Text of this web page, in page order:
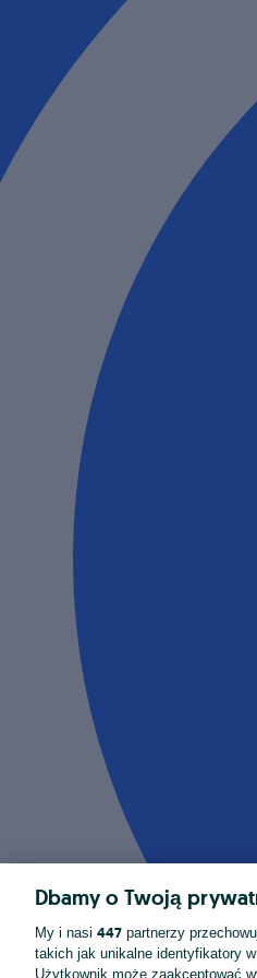
Dbamy o Twoją
My i nasi 447 partnerzy
takich jak unikalne identyfikatory
Użytkownik może zaakceptować